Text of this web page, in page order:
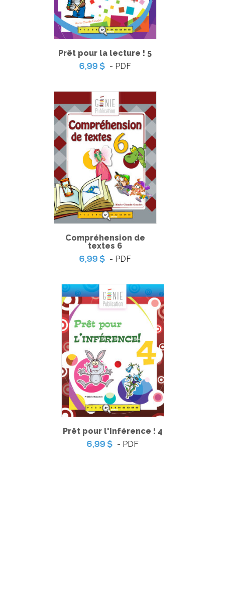
Totally English 3
6,99 $ -PDF
Welcome to my Castle
Prêt pour la lecture ! 5
6,99 $ - PDF
Compréhension de
textes 6
6,99 $ - PDF
Prêt pour l'inférence ! 4
6,99 $ - PDF